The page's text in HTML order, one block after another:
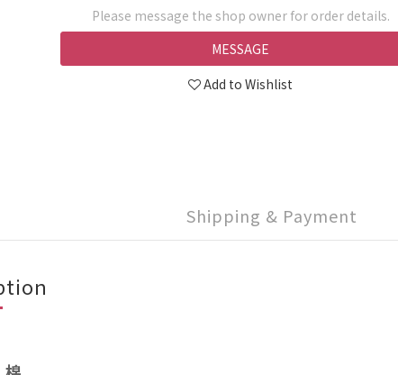
Please message the shop owner for order details.
MESSAGE
Add to Wishlist
Shipping & Payment